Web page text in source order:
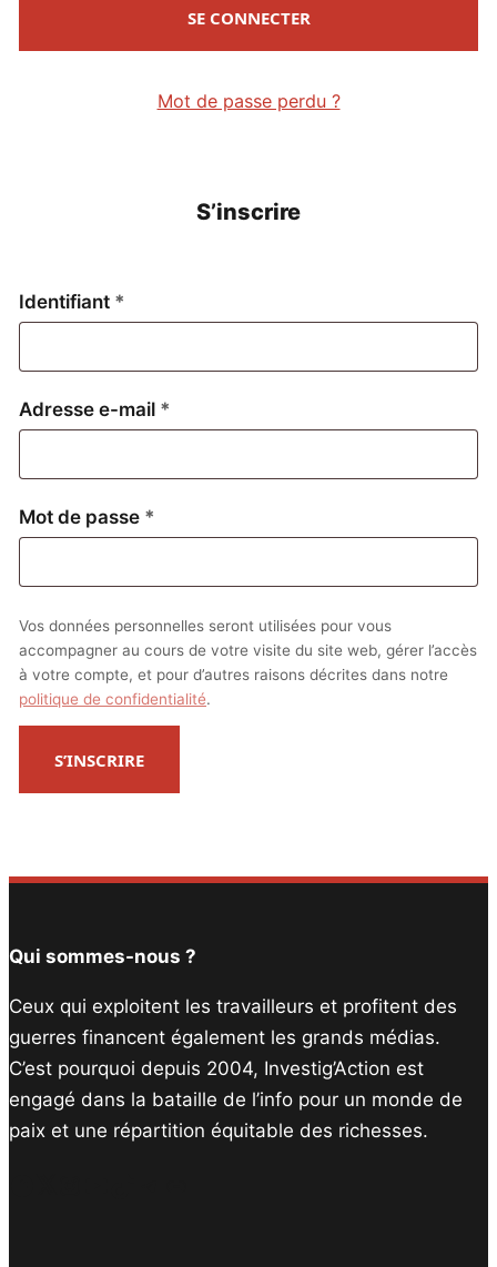
SE CONNECTER
Mot de passe perdu ?
S’inscrire
Identifiant *
Adresse e-mail *
Mot de passe *
Vos données personnelles seront utilisées pour vous
accompagner au cours de votre visite du site web, gérer l’accès
à votre compte, et pour d’autres raisons décrites dans notre
politique de confidentialité.
S’INSCRIRE
Qui sommes-nous ?
Ceux qui exploitent les travailleurs et profitent des
guerres financent également les grands médias.
C’est pourquoi depuis 2004, Investig’Action est
engagé dans la bataille de l’info pour un monde de
paix et une répartition équitable des richesses.